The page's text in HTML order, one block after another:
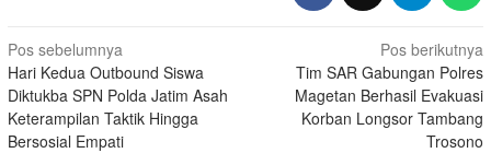
Navigasi
pos
Pos sebelumnya
Hari Kedua Outbound Siswa
Diktukba SPN Polda Jatim Asah
Keterampilan Taktik Hingga
Bersosial Empati
Pos berikutnya
Tim SAR Gabungan Polres
Magetan Berhasil Evakuasi
Korban Longsor Tambang
Trosono